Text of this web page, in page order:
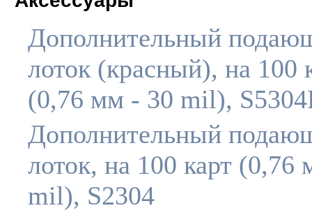
Дополнительный
лоток (красный), на 100
(0,76 мм - 30 mil),
Дополнительный
лоток, на 100 карт (0,76
mil), S2304